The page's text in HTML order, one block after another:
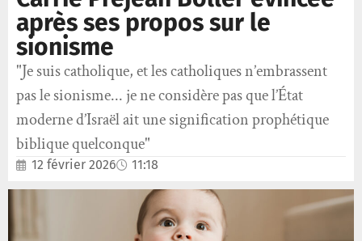
après ses propos sur le
sionisme
"Je suis catholique, et les catholiques n’embrassent
pas le sionisme... je ne considère pas que l’État
moderne d’Israël ait une signification prophétique
biblique quelconque"
12 février 2026 11:18